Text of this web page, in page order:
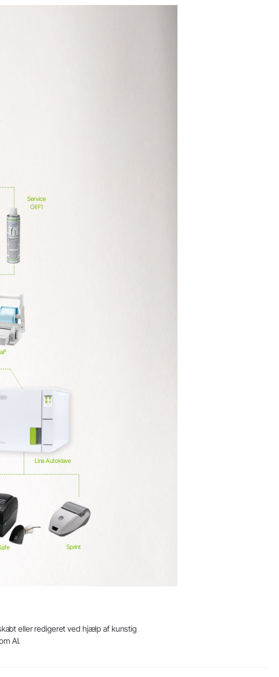
Service
Oil F1
Sprint
Lina Autoklave
eller redigeret ved hjælp af kunstig
AI.